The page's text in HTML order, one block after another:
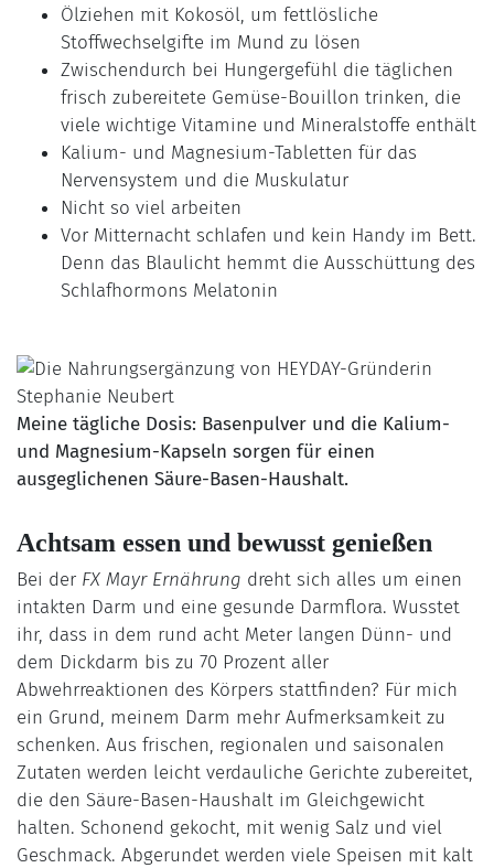
Ölziehen mit Kokosöl, um fettlösliche
Stoffwechselgifte im Mund zu lösen
Zwischendurch bei Hungergefühl die täglichen
frisch zubereitete Gemüse-Bouillon trinken, die
viele wichtige Vitamine und Mineralstoffe enthält
Kalium- und Magnesium-Tabletten für das
Nervensystem und die Muskulatur
Nicht so viel arbeiten
Vor Mitternacht schlafen und kein Handy im Bett.
Denn das Blaulicht hemmt die Ausschüttung des
Schlafhormons Melatonin
Meine tägliche Dosis: Basenpulver und die Kalium-
und Magnesium-Kapseln sorgen für einen
ausgeglichenen Säure-Basen-Haushalt.
Achtsam essen und bewusst genießen
Bei der FX Mayr Ernährung dreht sich alles um einen
intakten Darm und eine gesunde Darmflora. Wusstet
ihr, dass in dem rund acht Meter langen Dünn- und
dem Dickdarm bis zu 70 Prozent aller
Abwehrreaktionen des Körpers stattfinden? Für mich
ein Grund, meinem Darm mehr Aufmerksamkeit zu
schenken. Aus frischen, regionalen und saisonalen
Zutaten werden leicht verdauliche Gerichte zubereitet,
die den Säure-Basen-Haushalt im Gleichgewicht
halten. Schonend gekocht, mit wenig Salz und viel
Geschmack. Abgerundet werden viele Speisen mit kalt